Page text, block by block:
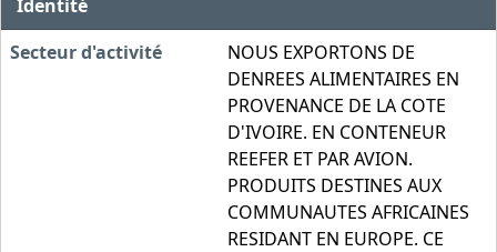
Identité
Secteur d'activité
NOUS EXPORTONS DE
DENREES ALIMENTAIRES EN
PROVENANCE DE LA COTE
D'IVOIRE. EN CONTENEUR
REEFER ET PAR AVION.
PRODUITS DESTINES AUX
COMMUNAUTES AFRICAINES
RESIDANT EN EUROPE. CE